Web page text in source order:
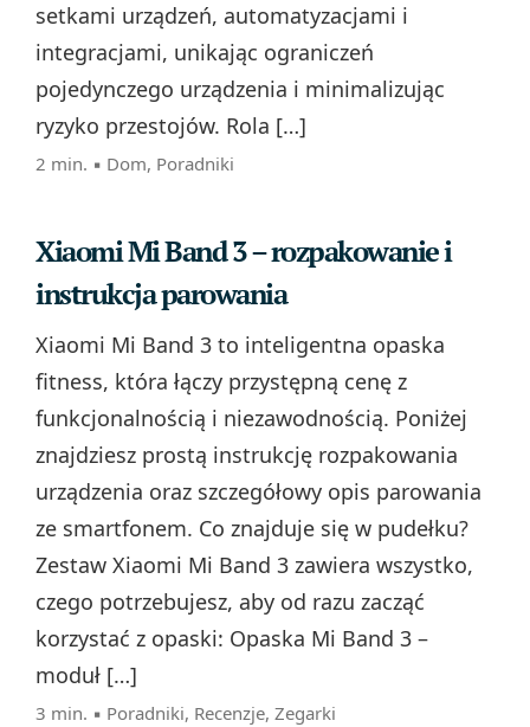
setkami urządzeń, automatyzacjami i
integracjami, unikając ograniczeń
pojedynczego urządzenia i minimalizując
ryzyko przestojów. Rola […]
2 min. ▪ Dom, Poradniki
Xiaomi Mi Band 3 – rozpakowanie i
instrukcja parowania
Xiaomi Mi Band 3 to inteligentna opaska
fitness, która łączy przystępną cenę z
funkcjonalnością i niezawodnością. Poniżej
znajdziesz prostą instrukcję rozpakowania
urządzenia oraz szczegółowy opis parowania
ze smartfonem. Co znajduje się w pudełku?
Zestaw Xiaomi Mi Band 3 zawiera wszystko,
czego potrzebujesz, aby od razu zacząć
korzystać z opaski: Opaska Mi Band 3 –
moduł […]
3 min. ▪ Poradniki, Recenzje, Zegarki